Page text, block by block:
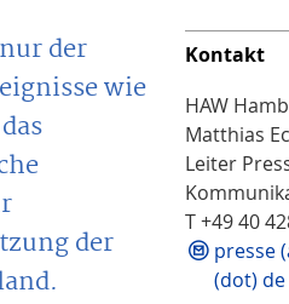
der
wie
der
Kontakt
HAW
Matthias
Leiter
T +49 40
presse
(dot) de